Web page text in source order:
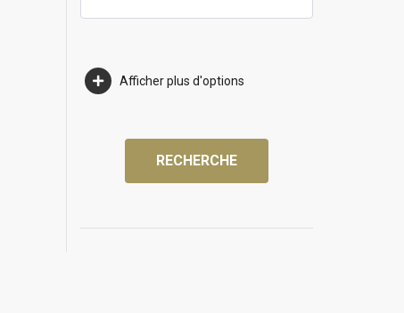
Afficher plus d'options
RECHERCHE